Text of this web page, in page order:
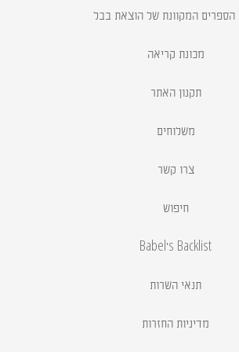
הספרים המקוונת של הוצאת בבל
מכונת קריאה
תקנון האתר
משלוחים
צרו קשר
חיפוש
Babel's Backlist
תנאי השרות
מדיניות החזרות